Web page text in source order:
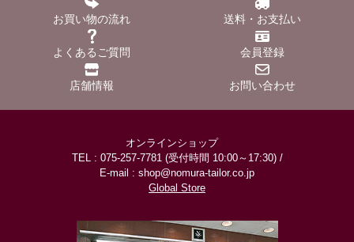
お買い物の流れ 送料・お支払い
よくあるご質問 会員登録
店舗情報 お問い合わせ
オンラインショップ
TEL : 075-257-7781 (受付時間 10:00～17:30) /
E-mail : shop@nomura-tailor.co.jp
Global Store